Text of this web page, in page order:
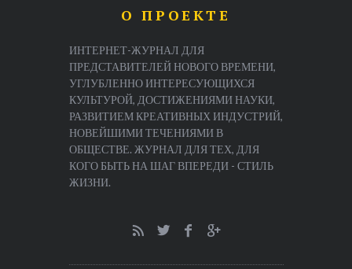
О ПРОЕКТЕ
ИНТЕРНЕТ-ЖУРНАЛ ДЛЯ
ПРЕДСТАВИТЕЛЕЙ НОВОГО ВРЕМЕНИ,
УГЛУБЛЕННО ИНТЕРЕСУЮЩИХСЯ
КУЛЬТУРОЙ, ДОСТИЖЕНИЯМИ НАУКИ,
РАЗВИТИЕМ КРЕАТИВНЫХ ИНДУСТРИЙ,
НОВЕЙШИМИ ТЕЧЕНИЯМИ В
ОБЩЕСТВЕ. ЖУРНАЛ ДЛЯ ТЕХ, ДЛЯ
КОГО БЫТЬ НА ШАГ ВПЕРЕДИ - СТИЛЬ
ЖИЗНИ.